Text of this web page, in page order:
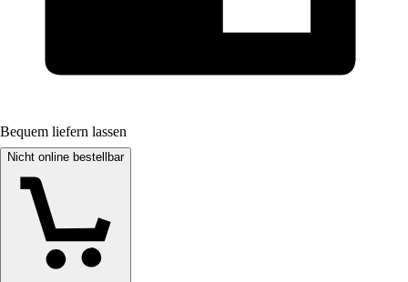
Bequem liefern lassen
Nicht online bestellbar